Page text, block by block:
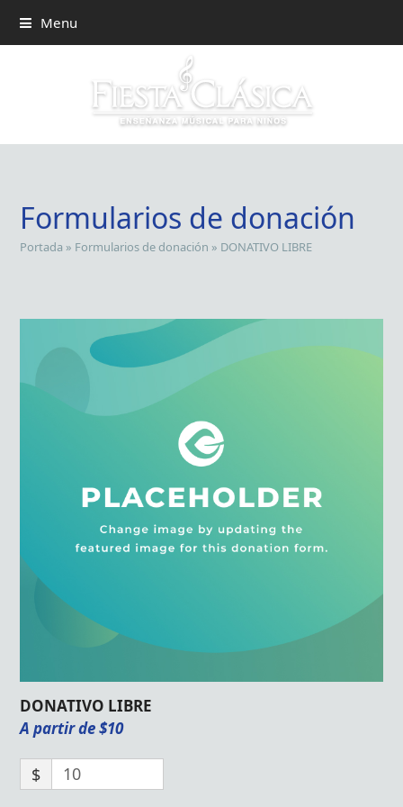
Menu
Formularios de donación
Portada » Formularios de donación » DONATIVO LIBRE
DONATIVO LIBRE
A partir de $10
$